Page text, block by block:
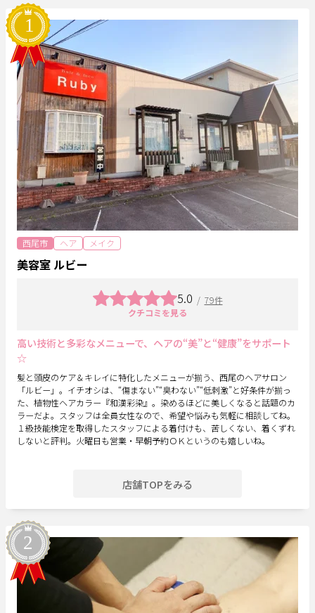
閉じる
西尾市 ヘア メイク
美容室 ルビー
5.0 / 79件
クチコミを見る
高い技術と多彩なメニューで、ヘアの“美”と“健康”をサポート
☆
髪と頭皮のケア＆キレイに特化したメニューが揃う、西尾のヘアサロン
「ルビー」。イチオシは、“傷まない”“臭わない”“低刺激”と好条件が揃っ
た、植物性ヘアカラー『和漢彩染』。染めるほどに美しくなると話題のカ
ラーだよ。スタッフは全員女性なので、希望や悩みも気軽に相談してね。
１級技能検定を取得したスタッフによる着付けも、苦しくない、着くずれ
しないと評判。火曜日も営業・早朝予約ＯＫというのも嬉しいね。
店舗TOPをみる